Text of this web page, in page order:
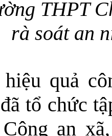
THPT
rà soát an
quả
tổ chức
an